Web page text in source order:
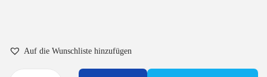
Auf die Wunschliste hinzufügen